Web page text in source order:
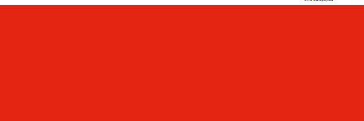
Dział Administracyjno-